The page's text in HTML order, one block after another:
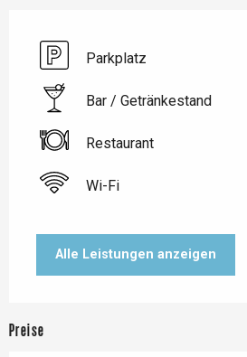
Parkplatz
Bar / Getränkestand
Restaurant
Wi-Fi
Alle Leistungen anzeigen
Preise